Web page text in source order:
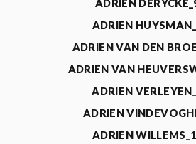
ADRIEN
ADRIEN
ADRIEN VAN DEN
ADRIEN VAN
ADRIEN
ADRIEN
ADRIEN